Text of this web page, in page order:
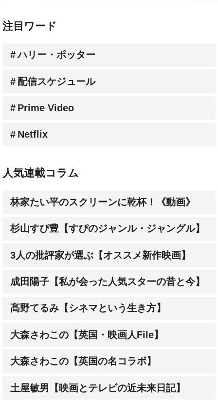
注目ワード
ハリー・ポッター
配信スケジュール
Prime Video
Netflix
人気連載コラム
林家たい平のスクリーンに乾杯！《動画》
杉山すぴ豊【すぴのジャンル・ジャングル】
3人の批評家が選ぶ【オススメ新作映画】
成田陽子【私が会った人気スターの昔と今】
髙野てるみ【シネマという生き方】
大森さわこの【英国・映画人File】
大森さわこの【英国の名コラボ】
土屋敏男【映画とテレビの近未来日記】